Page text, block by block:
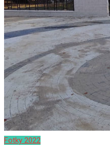
Fotky 2022